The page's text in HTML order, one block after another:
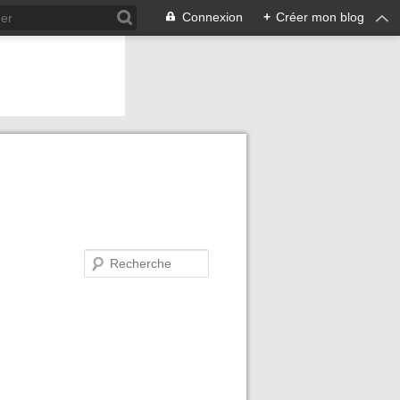
Connexion + Créer mon blog